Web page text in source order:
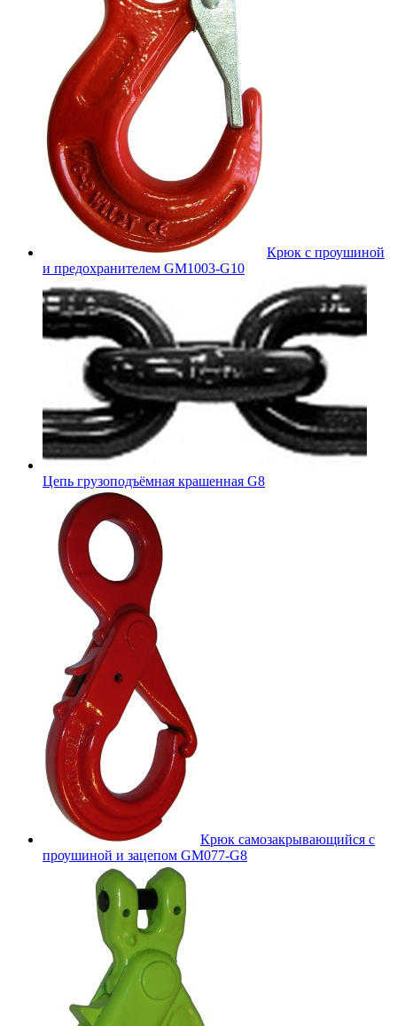
Крюк с проушиной
и предохранителем GM1003-G10
Цепь грузоподъёмная крашенная G8
Крюк самозакрывающийся с
проушиной и зацепом GM077-G8